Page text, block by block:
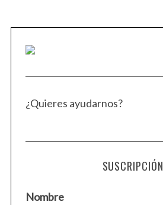
¿Quieres ayudarnos?
SUSCRIPCIÓN
Nombre